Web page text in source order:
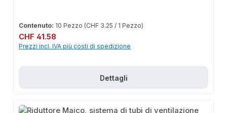
Contenuto: 10 Pezzo (CHF 3.25 / 1 Pezzo)
Prezzo normale:
CHF 41.58
Prezzi incl. IVA più costi di spedizione
Dettagli